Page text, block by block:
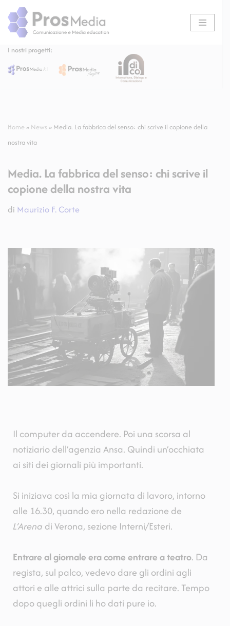
Vai
alI nostri progetti:
Home » News » Media. La fabbrica del senso: chi scrive il copione della
nostra vita
Media. La fabbrica del senso: chi scrive il
copione della nostra vita
di Maurizio F. Corte
Il computer da accendere. Poi una scorsa al
notiziario dell’agenzia Ansa. Quindi un’occhiata
ai siti dei giornali più importanti.
Si iniziava così la mia giornata di lavoro, intorno
alle 16.30, quando ero nella redazione de
L’Arena di Verona, sezione Interni/Esteri.
Entrare al giornale era come entrare a teatro. Da
regista, sul palco, vedevo dare gli ordini agli
attori e alle attrici sulla parte da recitare. Tempo
dopo quegli ordini li ho dati pure io.